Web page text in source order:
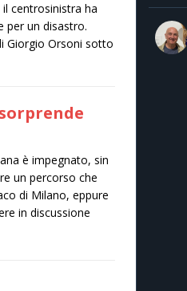
centrosinistra ha
per un disastro.
Giorgio Orsoni sotto
è impegnato, sin
un percorso che
di Milano, eppure
in discussione